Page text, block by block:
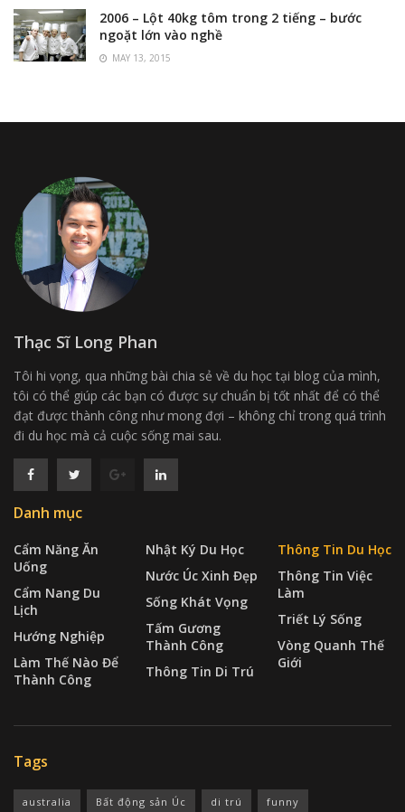
2006 – Lột 40kg tôm trong 2 tiếng – bước
ngoặt lớn vào nghề
MAY 13, 2015
Thạc Sĩ Long Phan
Tôi hi vọng, qua những bài chia sẻ về du học tại blog của mình,
tôi có thể giúp các bạn có được sự chuẩn bị tốt nhất để có thể
đạt được thành công như mong đợi – không chỉ trong quá trình
đi du học mà cả cuộc sống mai sau.
Danh mục
Cẩm Năng Ăn
Uống
Cẩm Nang Du
Lịch
Hướng Nghiệp
Làm Thế Nào Để
Thành Công
Nhật Ký Du Học
Nước Úc Xinh Đẹp
Sống Khát Vọng
Tấm Gương
Thành Công
Thông Tin Di Trú
Thông Tin Du Học
Thông Tin Việc
Làm
Triết Lý Sống
Vòng Quanh Thế
Giới
Tags
australia Bất động sản Úc di trú funny